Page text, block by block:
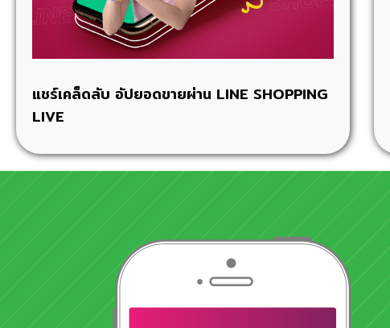
แชร์เคล็ดลับ อัปยอดขายผ่าน LINE SHOPPING
LIVE